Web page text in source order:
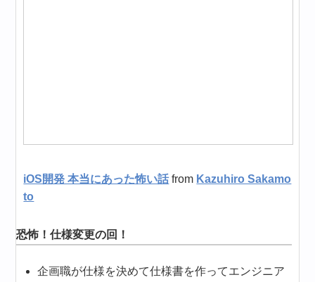
iOS開発 本当にあった怖い話 from Kazuhiro Sakamo
to
恐怖！仕様変更の回！
企画職が仕様を決めて仕様書を作ってエンジニア